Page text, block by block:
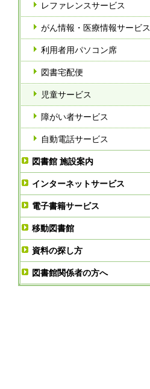
レファレンスサービス
がん情報・医療情報サービス
利用者用パソコン席
図書宅配便
児童サービス
障がい者サービス
自動電話サービス
図書館 施設案内
インターネットサービス
電子書籍サービス
移動図書館
資料の探し方
図書館関係者の方へ